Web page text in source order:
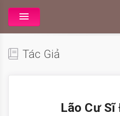
Tác Giả
Lão Cư Sĩ